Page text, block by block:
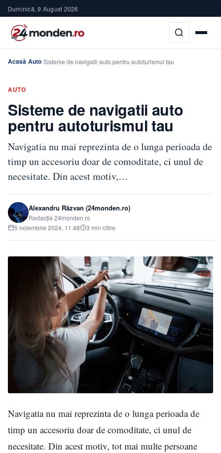
Duminică, 9 August 2026
Acasă›Auto›Sisteme de navigatii auto pentru autoturismul tau
AUTO
Sisteme de navigatii auto
pentru autoturismul tau
Navigatia nu mai reprezinta de o lunga perioada de
timp un accesoriu doar de comoditate, ci unul de
necesitate. Din acest motiv,…
Alexandru Răzvan (24monden.ro)
Redacția 24monden.ro
5 noiembrie 2024, 11:48
3 min citire
Navigatia nu mai reprezinta de o lunga perioada de
timp un accesoriu doar de comoditate, ci unul de
necesitate. Din acest motiv, tot mai multe persoane